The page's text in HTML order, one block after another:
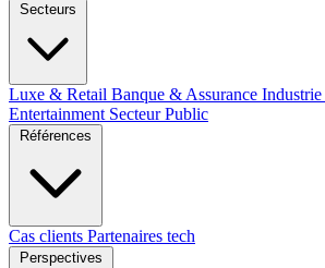
Secteurs
Luxe & Retail Banque & Assurance Industrie
Entertainment Secteur Public
Références
Cas clients Partenaires tech
Perspectives